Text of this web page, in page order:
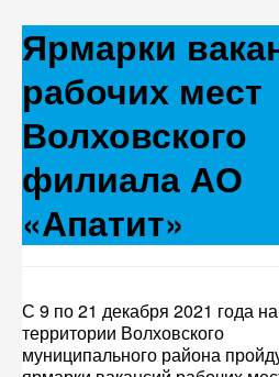
Ярмарки
рабочих мест
Волховского
филиала АО
«Апатит»
С 9 по 21 декабря 2021 года на
территории Волховского
муниципального района